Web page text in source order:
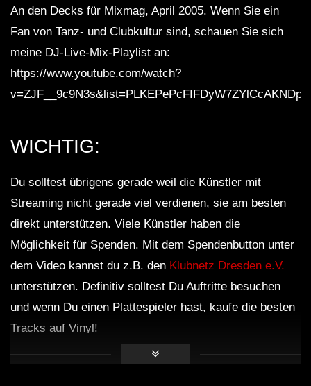
An den Decks für Mixmag, April 2005. Wenn Sie ein
Fan von Tanz- und Clubkultur sind, schauen Sie sich
meine DJ-Live-Mix-Playlist an:
https://www.youtube.com/watch?
WICHTIG:
Du solltest übrigens gerade weil die Künstler mit
Streaming nicht gerade viel verdienen, sie am besten
direkt unterstützen. Viele Künstler haben die
Möglichkeit für Spenden. Mit dem Spendenbutton unter
dem Video kannst du z.B. den Klubnetz Dresden e.V.
unterstützen. Definitiv solltest Du Auftritte besuchen
und wenn Du einen Plattespieler hast, kaufe die besten
Tracks auf Vinyl!